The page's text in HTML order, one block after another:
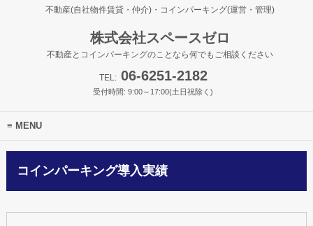
不動産(自社物件賃貸・仲介)・コインパーキング(運営・管理)
株式会社スペースゼロ
不動産とコインパーキングのことなら何でもご相談ください
TEL:06-6251-2182
受付時間: 9:00～17:00(土日祝除く)
MENU
コインパーキング導入実績